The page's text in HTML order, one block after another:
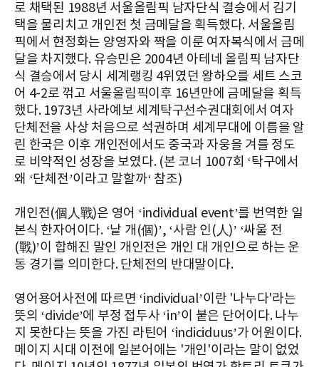
로 채택된 1988년 서울올림픽 남자단식 결승에서 김기
택을 물리치고 개인전 첫 금메달을 획득했다. 서울올림
픽에서 현정화는 양영자와 짝을 이룬 여자복식에서 금메
달을 차지했다. 유승민은 2004년 아테네 올림픽 남자단
식 결승에서 당시 세계랭킹 4위였던 왕하오를 세트 스코
어 4-2로 꺾고 서울올림픽이후 16년만에 금메달을 획득
했다. 1973년 사라예보 세계탁구선수권대회에서 여자
단체전을 사상 처음으로 석권하며 세계무대에 이름을 알
린 한국은 이후 개인전에서도 중국과 자웅을 겨를 정도
로 비약적인 성장을 보였다. (본 코너 1007회 ‘탁구에서
왜 ‘단체전’이라고 말할까‘ 참조)
개인전(個人戰)은 영어 ‘individual event’를 번역한 일
본식 한자어이다. ‘낱 개(個)’, ‘사람 인(人)’ ‘싸울 전
(戰)’이 합해진 말인 개인전은 개인 대 개인으로 하는 운
동 경기를 의미한다. 단체전의 반대말이다.
영어용어사전에 따르면 ‘individual’이란 '나누다'라는
뜻의 ‘divide’에 부정 접두사 ‘in’이 붙은 단어이다. 나누
지 못한다는 뜻을 가진 라틴어 ‘indiciduus’가 어원이다.
메이지 시대 이전에 일본어에는 '개인'이라는 말이 없었